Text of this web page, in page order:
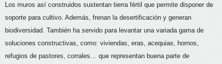
Los muros así construidos sustentan tierra fértil que permite disponer de
soporte para cultivo. Además, frenan la desertificación y generan
biodiversidad. También ha servido para levantar una variada gama de
soluciones constructivas, como: viviendas, eras, acequias, hornos,
refugios de pastores, corrales… que representan buena parte de